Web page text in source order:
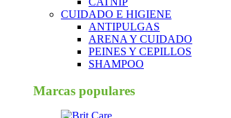
CUIDADO E HIGIENE
ANTIPULGAS
ARENA Y CUIDADO
PEINES Y CEPILLOS
SHAMPOO
Marcas populares